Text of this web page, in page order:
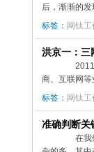
后，渐渐的
标签： 网钛工
洪京一：三
2011年
商、互联网
标签： 网钛工
准确判断关
在我们